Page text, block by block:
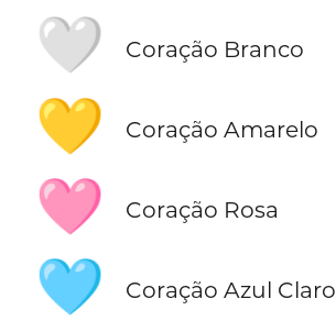
🤍 Coração Branco
💛 Coração Amarelo
🩷 Coração Rosa
🩵 Coração Azul Claro